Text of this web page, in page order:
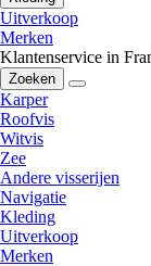
Uitverkoop
Merken
Klantenservice in
Zoeken
Karper
Roofvis
Witvis
Zee
Andere visserijen
Navigatie
Kleding
Uitverkoop
Merken